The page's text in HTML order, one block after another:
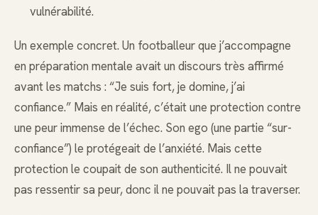
vulnérabilité.
Un exemple concret. Un footballeur que j’accompagne
en préparation mentale avait un discours très affirmé
avant les matchs : “Je suis fort, je domine, j’ai
confiance.” Mais en réalité, c’était une protection contre
une peur immense de l’échec. Son ego (une partie “sur-
confiance”) le protégeait de l’anxiété. Mais cette
protection le coupait de son authenticité. Il ne pouvait
pas ressentir sa peur, donc il ne pouvait pas la traverser.